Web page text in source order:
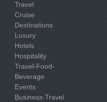
Travel
Cruise
Destinations
Luxury
Hotels
Hospitality
Travel-Food-
Beverage
Events
Business-Travel